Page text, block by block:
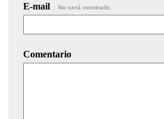
E-mail No será mostrado.
Comentario